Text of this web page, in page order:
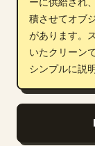
積させてオブ
があります。
いたクリーン
シンプルに説